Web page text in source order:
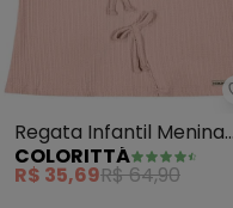
Regata Infantil Menina
Canelada Laços (Rosa)
COLORITTÁ
R$ 35,69R$ 64,90